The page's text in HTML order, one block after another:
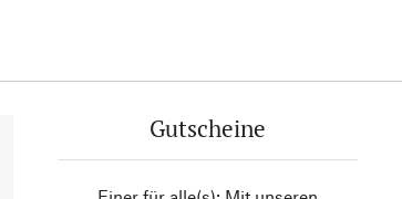
Gutscheine